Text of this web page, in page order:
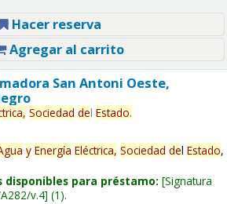
Hacer reserva
Agregar al carrito
San Antoni Oeste,
Sociedad del Estado.
y Energía Eléctrica, Sociedad del Estado,
disponibles para préstamo: Signatura
v.4 (1).